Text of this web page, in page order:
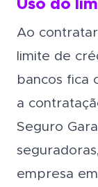
Uso do
Ao
limite de
bancos fica
a
Seguro
empresa